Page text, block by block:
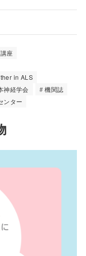
座
in ALS
神経学会
機関誌
ンター